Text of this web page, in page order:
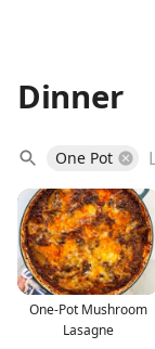
Dinner
One Pot
One-Pot Mushroom
Lasagne